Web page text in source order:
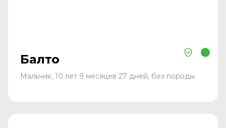
Балто
Мальчик, 10 лет 9 месяцев 27 дней, без породы